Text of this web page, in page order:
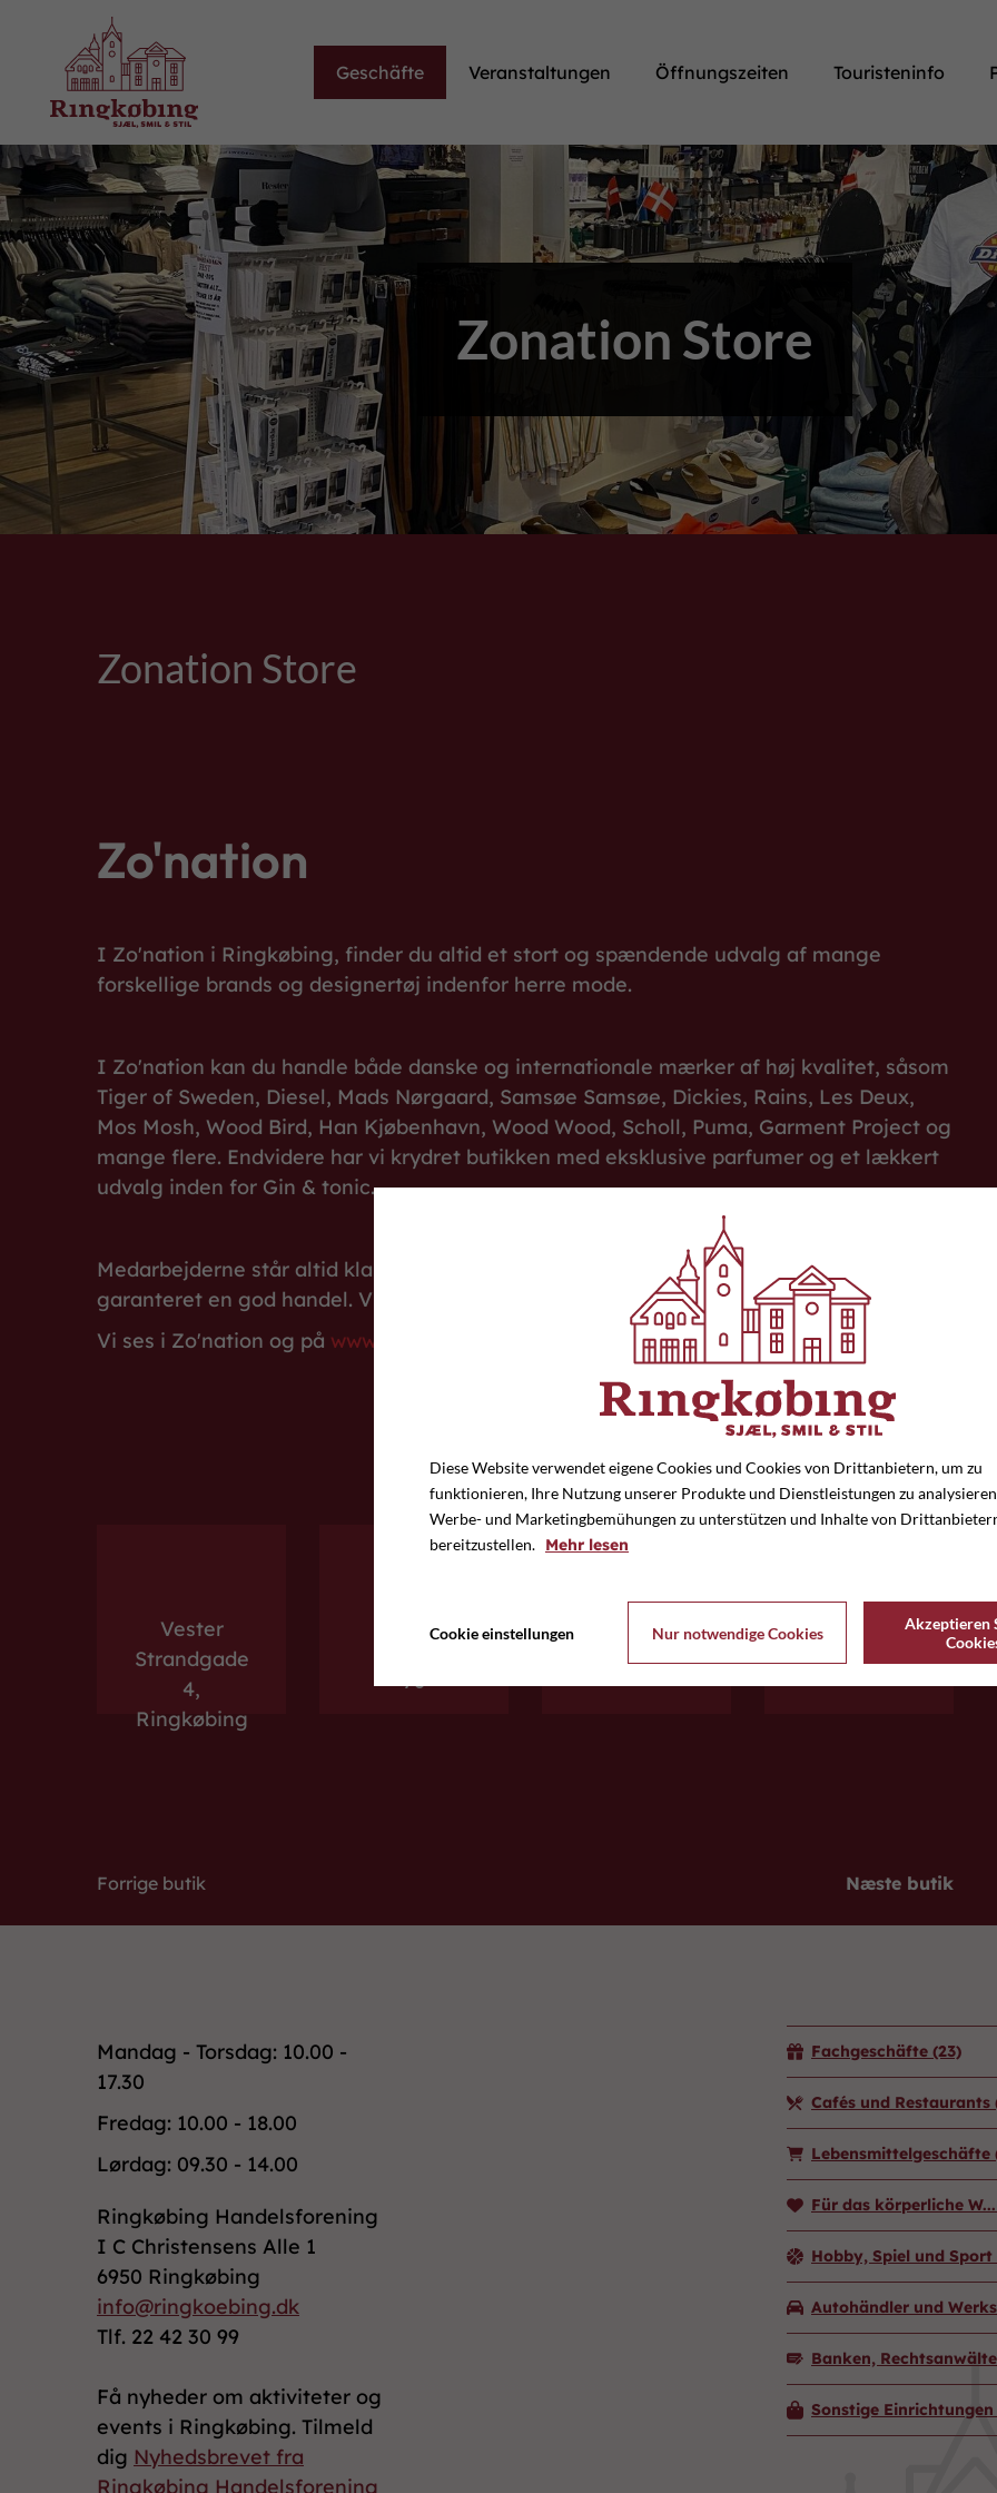
Geschäfte Veranstaltungen Öffnungszeiten Touristeninfo
Zonation Store
Zonation Store
Zo'nation
I Zo'nation i Ringkøbing, finder du altid et stort og spændende udvalg af mange
forskellige brands og designertøj indenfor herre mode.
I Zo'nation kan du handle både danske og internationale mærker af høj kvalitet, såsom
Tiger of Sweden, Diesel, Mads Nørgaard, Samsøe Samsøe, Dickies, Rains, Les Deux,
Mos Mosh, Wood Bird, Han Kjøbenhavn, Wood Wood, Scholl, Puma, Garment Project og
mange flere. Endvidere har vi krydret butikken med eksklusive parfumer og et lækkert
udvalg inden for Gin & tonic.
Medarbejderne står altid klar med gode råd og vejledning, således er du altid
garanteret en god handel. Vi glæder os til at forkæle dig.
Vi ses i Zo'nation og på www.zonationstore.dk
Vester
Strandgade
4,
Ringkøbing
Telefon
76
E-mail
www.zonationstore...
Forrige butik Næste butik
Mandag - Torsdag: 10.00 -
17.30
Fredag: 10.00 - 18.00
Lørdag: 09.30 - 14.00
Ringkøbing Handelsforening
I C Christensens Alle 1
6950 Ringkøbing
info@ringkoebing.dk
Tlf. 22 42 30 99
Få nyheder om aktiviteter og
events i Ringkøbing. Tilmeld
dig Nyhedsbrevet fra
Ringkøbing Handelsforening
Fachgeschäfte (23)
Cafés und Restaurants
Lebensmittelgeschäfte
Für das körperliche W...
Hobby, Spiel und Sport
Autohändler und
Banken,
Sonstige Einrichtungen
Diese Website verwendet eigene Cookies und Cookies von Drittanbietern, um zu
funktionieren, Ihre Nutzung unserer Produkte und Dienstleistungen zu
Werbe- und Marketingbemühungen zu unterstützen und Inhalte von
bereitzustellen. Mehr lesen
Cookie einstellungen Nur notwendige Cookies
Akzeptieren